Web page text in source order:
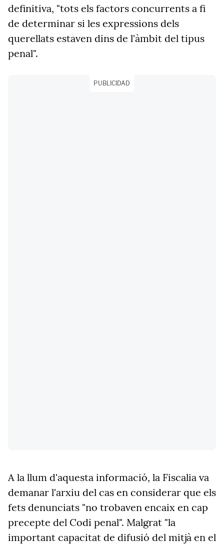
definitiva, "tots els factors concurrents a fi
de determinar si les expressions dels
querellats estaven dins de l'àmbit del tipus
penal".
PUBLICIDAD
A la llum d'aquesta informació, la Fiscalia va
demanar l'arxiu del cas en considerar que els
fets denunciats "no trobaven encaix en cap
precepte del Codi penal". Malgrat "la
important capacitat de difusió del mitjà en el